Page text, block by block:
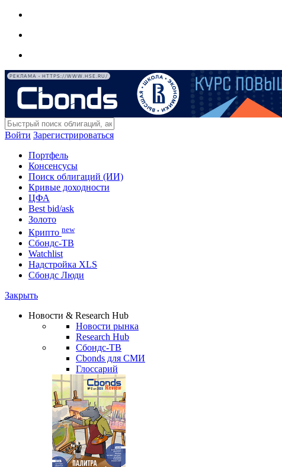
РЕКЛАМА • HTTPS://WWW.HSE.RU/
Войти Зарегистрироваться
Портфель
Консенсусы
Поиск облигаций (ИИ)
Кривые доходности
ЦФА
Best bid/ask
Золото
Крипто new
Сбондс-ТВ
Watchlist
Надстройка XLS
Сбондс Люди
Закрыть
Новости & Research Hub
Новости рынка
Research Hub
Сбондс-ТВ
Cbonds для СМИ
Глоссарий